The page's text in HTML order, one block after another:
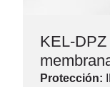
KEL-
Protección: